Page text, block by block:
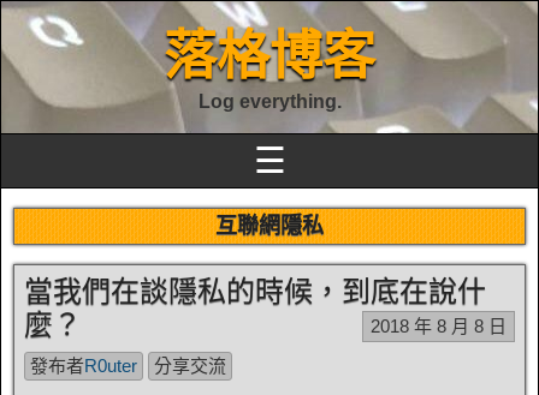
落格博客
Log everything.
☰
互聯網隱私
當我們在談隱私的時候，到底在說什
麼？
2018 年 8 月 8 日
發布者R0uter 分享交流